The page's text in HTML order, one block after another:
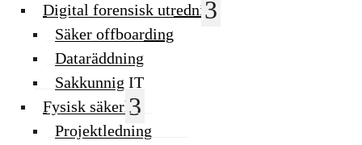
Digital forensisk utredning
Säker offboarding
Dataräddning
Sakkunnig IT
Fysisk säkerhet
Projektledning